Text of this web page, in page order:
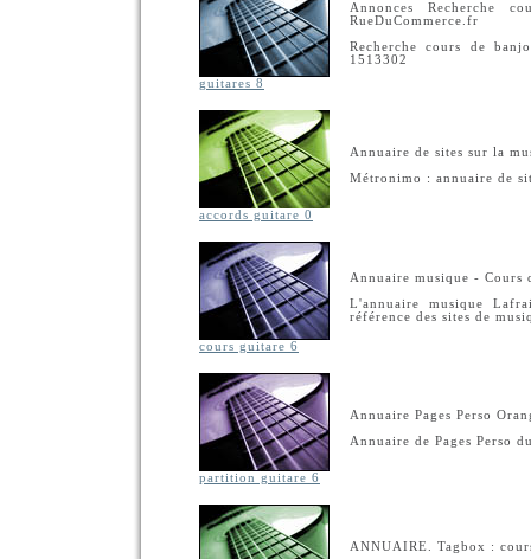
guitares 8
Annonces Recherche
RueDuCommerce.fr
Recherche cours de
1513302
accords guitare 0
Annuaire de sites sur la
Métronimo : annuaire de
cours guitare 6
Annuaire musique - Cours
L'annuaire musique
référence des sites de
partition guitare 6
Annuaire Pages Perso
Annuaire de Pages Perso
ANNUAIRE. Tagbox :